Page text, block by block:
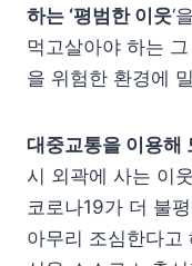
하는 ‘평범한 이웃‘
먹고살아야 하는
을 위험한 환경에
대중교통을 이용해
시 외곽에 사는 이
코로나19가 더 불
아무리 조심한다고